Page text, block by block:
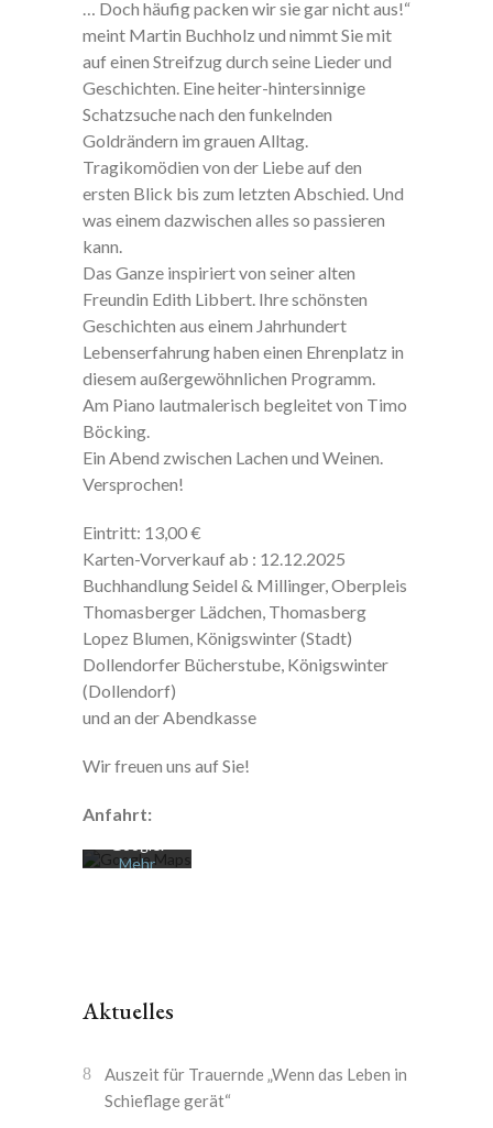
… Doch häufig packen wir sie gar nicht aus!“
meint Martin Buchholz und nimmt Sie mit
auf einen Streifzug durch seine Lieder und
Geschichten. Eine heiter-hintersinnige
Schatzsuche nach den funkelnden
Goldrändern im grauen Alltag.
Tragikomödien von der Liebe auf den
ersten Blick bis zum letzten Abschied. Und
was einem dazwischen alles so passieren
kann.
Das Ganze inspiriert von seiner alten
Freundin Edith Libbert. Ihre schönsten
Geschichten aus einem Jahrhundert
Lebenserfahrung haben einen Ehrenplatz in
diesem außergewöhnlichen Programm.
Am Piano lautmalerisch begleitet von Timo
Böcking.
Ein Abend zwischen Lachen und Weinen.
Versprochen!
Eintritt: 13,00 €
Karten-Vorverkauf ab : 12.12.2025
Buchhandlung Seidel & Millinger, Oberpleis
Thomasberger Lädchen, Thomasberg
Lopez Blumen, Königswinter (Stadt)
Dollendorfer Bücherstube, Königswinter
(Dollendorf)
und an der Abendkasse
Wir freuen uns auf Sie!
Anfahrt:
Mit dem
Laden der
n Sie die
tzerklärung
von
Mehr
Maps immer
Aktuelles
Auszeit für Trauernde „Wenn das Leben in
Schieflage gerät“